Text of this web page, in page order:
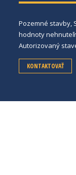
Pozemné stavby,
hodnoty
Autorizovaný
KONTAKTOVAŤ